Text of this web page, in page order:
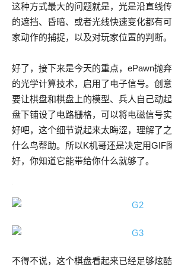
这种方式最大的问题就是，光是沿直线
的遮挡、昏暗、或者光线快速变化都有
家动作的捕捉，以及对玩家位置的判断。
好了，接下来是今天的重点，ePawn抛
的光学计算技术，启用了电子信号。创
要让棋盘和棋盘上的模型、兵人自己动
盘下铺设了电路栅格，可以将电磁信号
好吧，这个细节说起来太晦涩，理解了
什么鸟帮助。所以K机哥还是决定用GIF
好，你知道它能带给你什么就够了。
不得不说，这个棋盘看起来已经足够炫